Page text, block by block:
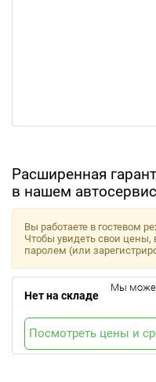
Расширенная
в нашем
Вы работаете в гостевом
Чтобы увидеть свои
паролем (или
Нет на складе
Мы
Посмотреть цены и